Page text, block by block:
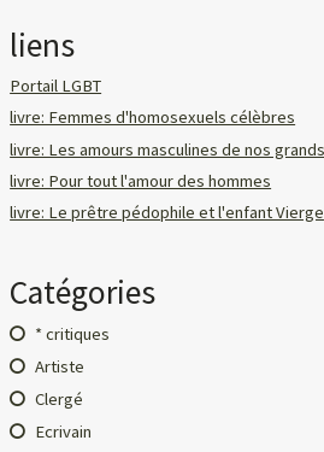
liens
Portail LGBT
livre: Femmes d'homosexuels célèbres
livre: Les amours masculines de nos
livre: Pour tout l'amour des hommes
livre: Le prêtre pédophile et l'enfant Vierge
Catégories
* critiques
Artiste
Clergé
Ecrivain